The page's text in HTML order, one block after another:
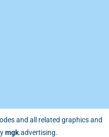
and all related graphics and
mgk.advertising.